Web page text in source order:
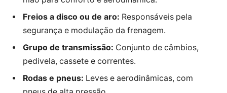
Freios a disco ou de aro: Responsáveis pela
segurança e modulação da frenagem.
Grupo de transmissão: Conjunto de câmbios,
pedivela, cassete e correntes.
Rodas e pneus: Leves e aerodinâmicas, com